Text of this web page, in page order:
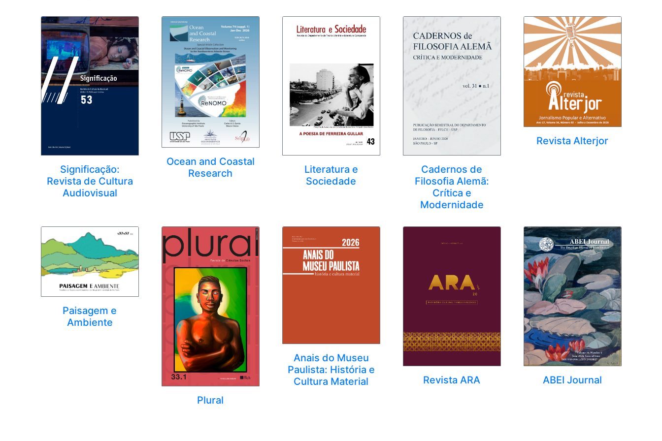
Significação:
Revista de Cultura
Audiovisual
Ocean and Coastal
Research
Literatura e
Sociedade
Cadernos de
Filosofia Alemã:
Crítica e
Modernidade
Revista Alterjor
Paisagem e
Ambiente
Plural
Anais do Museu
Paulista: História e
Cultura Material
Revista ARA ABEI Journal